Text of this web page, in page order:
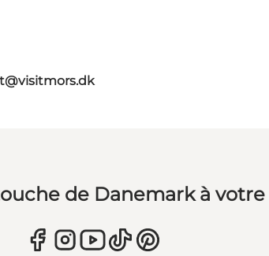
de Danemark à